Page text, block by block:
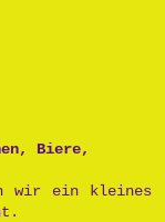
Biere,
wir ein kleines